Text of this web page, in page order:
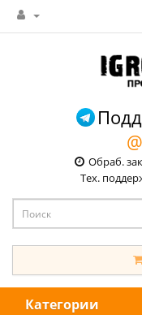
Обраб.
Тех.
Категории